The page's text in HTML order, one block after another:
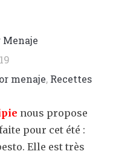
Menaje
menaje, Recettes
nous propose
pour cet été :
Elle est très